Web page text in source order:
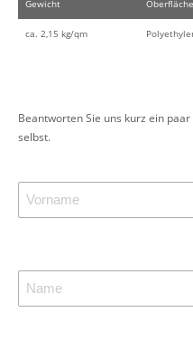
Gewicht
ca. 2,15 kg/qm
Beantworten Sie uns kurz ein
selbst.